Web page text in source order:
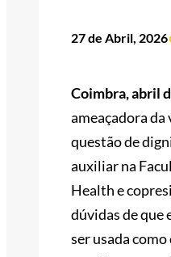
27 de Abril, 2026
Coimbra, abril
ameaçadora da
questão de
auxiliar na
Health e
dúvidas de que
ser usada